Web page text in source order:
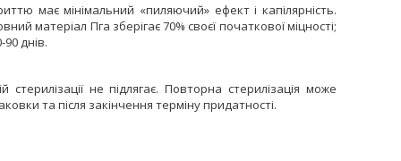
має мінімальний «пиляючий» ефект і капілярність.
матеріал Пга зберігає 70% своєї початкової міцності;
днів.
не підлягає. Повторна стерилізація може
та після закінчення терміну придатності.